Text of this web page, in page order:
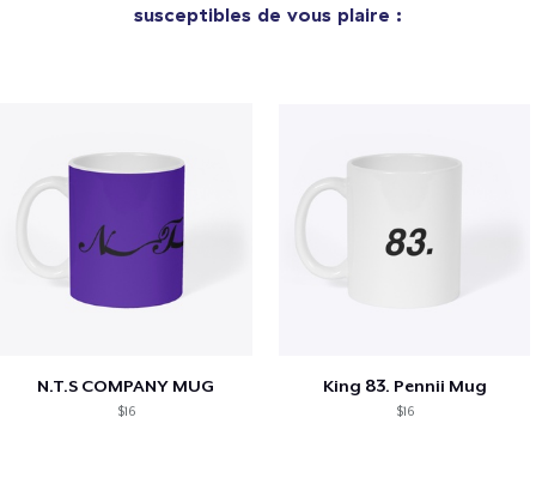
susceptibles de vous plaire :
N.T.S COMPANY MUG
$16
King 83. Pennii Mug
$16